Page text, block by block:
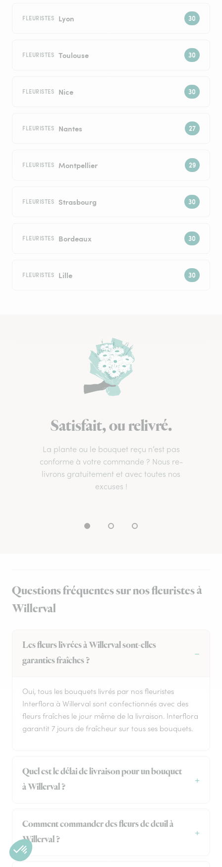
FLEURISTES Lyon
FLEURISTES Toulouse
FLEURISTES Nice
FLEURISTES Nantes
FLEURISTES Montpellier
FLEURISTES Strasbourg
FLEURISTES Bordeaux
FLEURISTES Lille
Satisfait, ou relivré.
La plante ou le bouquet reçu n’est pas
conforme à votre commande ? Nous re-
livrons gratuitement et avec toutes nos
excuses !
Questions fréquentes sur nos fleuristes à
Willerval
Les fleurs livrées à Willerval sont-elles
garanties fraîches ?
Oui, tous les bouquets livrés par nos fleuristes
Interflora à Willerval sont confectionnés avec des
fleurs fraîches le jour même de la livraison. Interflora
garantit 7 jours de fraîcheur sur tous ses bouquets.
Quel est le délai de livraison pour un bouquet
à Willerval ?
Comment commander des fleurs de deuil à
Willerval ?